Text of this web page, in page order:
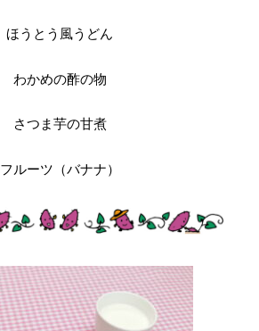
ほうとう風うどん
わかめの酢の物
さつま芋の甘煮
フルーツ（バナナ）